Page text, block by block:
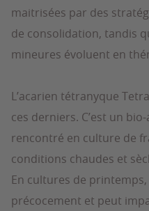
maitrisées par des
de consolidation, tandis
mineures évoluent en
L’acarien tétranyque
ces derniers. C’est un
rencontré en culture de
conditions chaudes et
En cultures de
précocement et peut